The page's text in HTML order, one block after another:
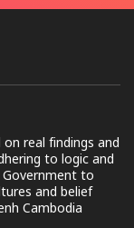
real findings and
to logic and
to
and belief
Cambodia